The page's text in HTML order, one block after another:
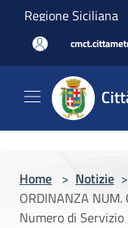
Salta al contenuto
Regione Siciliana
Home > Notizie >
ORDINANZA
Numero di